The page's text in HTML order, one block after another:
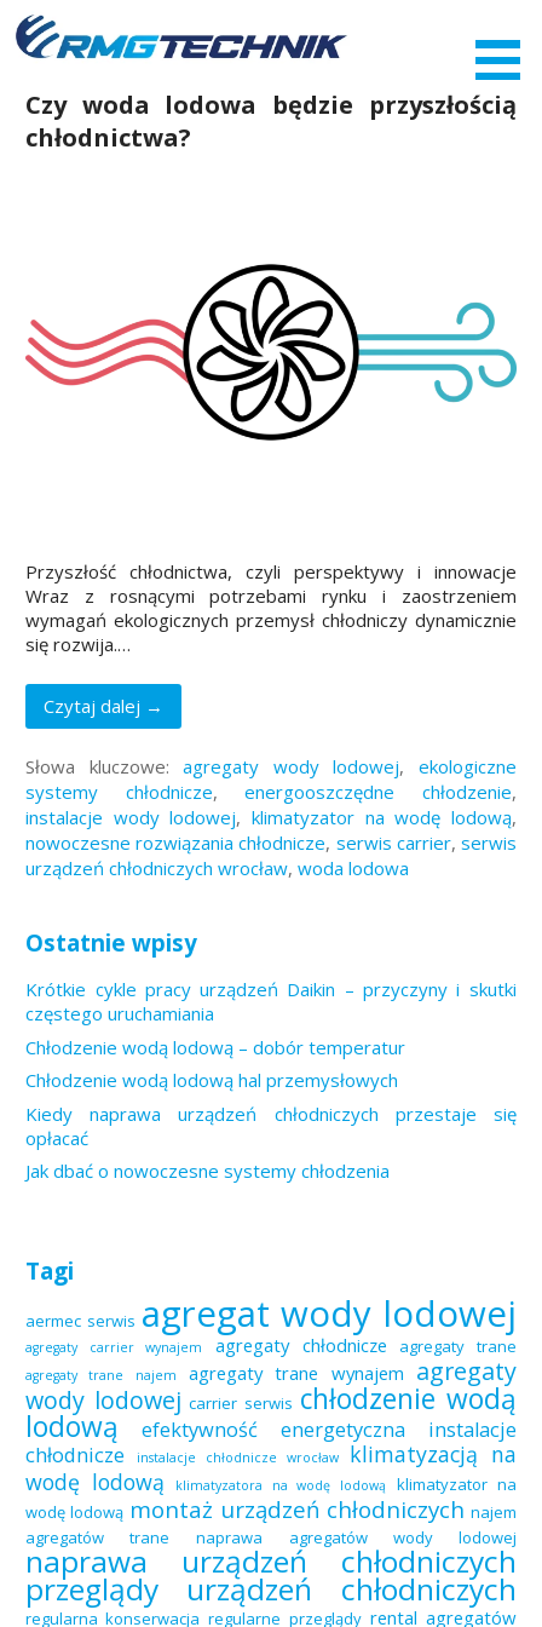
Przejdź
do
zawartości
Czy woda lodowa będzie przyszłością
chłodnictwa?
Przyszłość chłodnictwa, czyli perspektywy i innowacje
Wraz z rosnącymi potrzebami rynku i zaostrzeniem
wymagań ekologicznych przemysł chłodniczy dynamicznie
się rozwija.…
Czytaj dalej →
Słowa kluczowe:agregaty wody lodowej, ekologiczne
systemy chłodnicze,energooszczędne chłodzenie,
instalacje wody lodowej, klimatyzator na wodę lodową,
nowoczesne rozwiązania chłodnicze, serwis carrier, serwis
urządzeń chłodniczych wrocław,woda lodowa
Ostatnie wpisy
Krótkie cykle pracy urządzeń Daikin – przyczyny i skutki
częstego uruchamiania
Chłodzenie wodą lodową – dobór temperatur
Chłodzenie wodą lodową hal przemysłowych
Kiedy naprawa urządzeń chłodniczych przestaje się
opłacać
Jak dbać o nowoczesne systemy chłodzenia
Tagi
aermec serwis agregat wody lodowej
agregaty carrier wynajem agregaty chłodnicze agregaty trane
agregaty trane najem agregaty trane wynajem agregaty
wody lodowej carrier serwis chłodzenie wodą
lodową efektywność energetyczna
instalacje
chłodnicze
instalacje chłodnicze wrocław
klimatyzacją na
wodę lodową
klimatyzatora na wodę lodową
klimatyzator na
wodę lodową montaż urządzeń chłodniczych najem
agregatów trane
naprawa agregatów wody lodowej
naprawa urządzeń chłodniczych
przeglądy urządzeń chłodniczych
regularna konserwacja regularne przeglądy rental agregatów